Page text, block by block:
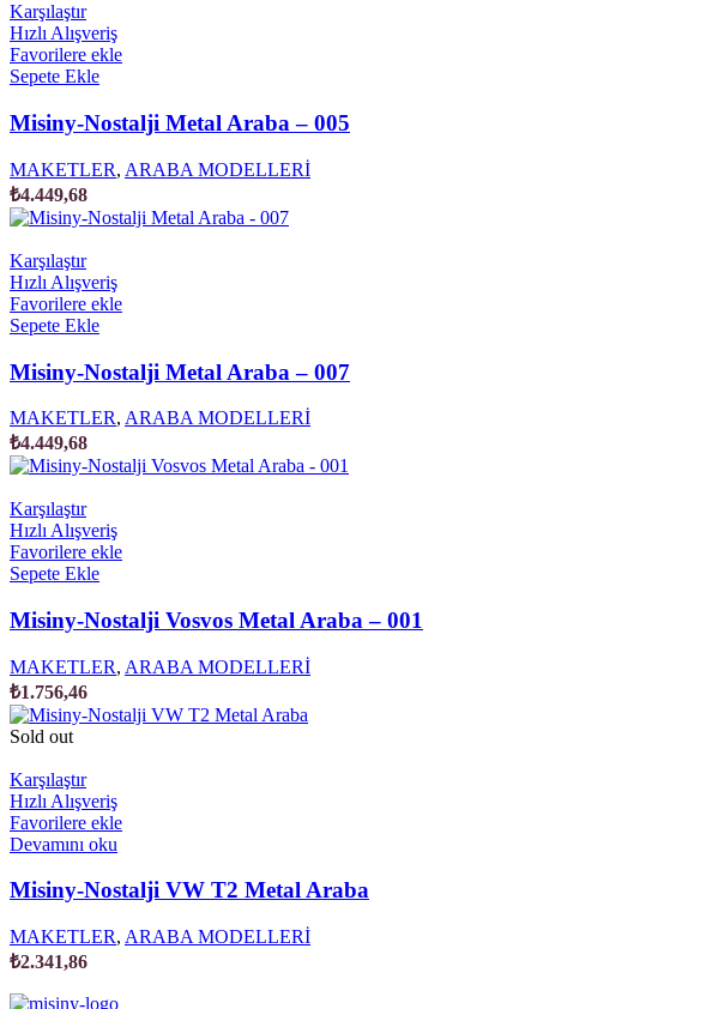
Karşılaştır
Hızlı Alışveriş
Favorilere ekle
Sepete Ekle
Misiny-Nostalji Metal Araba – 005
MAKETLER, ARABA MODELLERİ
₺4.449,68
Karşılaştır
Hızlı Alışveriş
Favorilere ekle
Sepete Ekle
Misiny-Nostalji Metal Araba – 007
MAKETLER, ARABA MODELLERİ
₺4.449,68
Karşılaştır
Hızlı Alışveriş
Favorilere ekle
Sepete Ekle
Misiny-Nostalji Vosvos Metal Araba – 001
MAKETLER, ARABA MODELLERİ
₺1.756,46
Sold out
Karşılaştır
Hızlı Alışveriş
Favorilere ekle
Devamını oku
Misiny-Nostalji VW T2 Metal Araba
MAKETLER, ARABA MODELLERİ
₺2.341,86